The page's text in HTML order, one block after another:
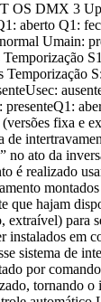
OS DMX 3
aberto Q1:
Umain:
Temporização
fixa e
de
no ato da
é realizado
que hajam
extraível) para
instalados em
sistema de
por
tornando o